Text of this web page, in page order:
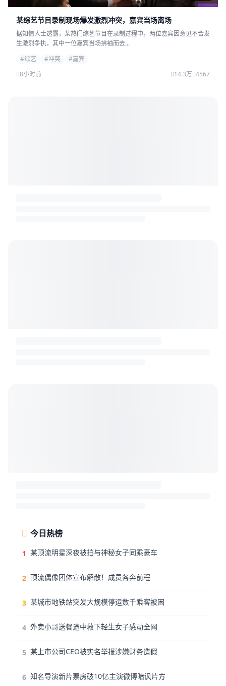
某综艺节目录制现场爆发激烈冲突，嘉宾当场离场
据知情人士透露，某热门综艺节目在录制过程中，两位嘉宾因意见不合发
生激烈争执，其中一位嘉宾当场拂袖而去...
#综艺
#冲突
#嘉宾
8小时前
14.3万 4567
今日热榜
1 某顶流明星深夜被拍与神秘女子同乘豪车
2 顶流偶像团体宣布解散！成员各奔前程
3 某城市地铁站突发大规模停运数千乘客被困
4 外卖小哥送餐途中救下轻生女子感动全网
5 某上市公司CEO被实名举报涉嫌财务造假
6 知名导演新片票房破10亿主演微博暗讽片方